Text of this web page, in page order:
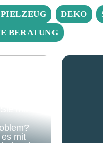
DEKO
BERATUNG
mit
mit